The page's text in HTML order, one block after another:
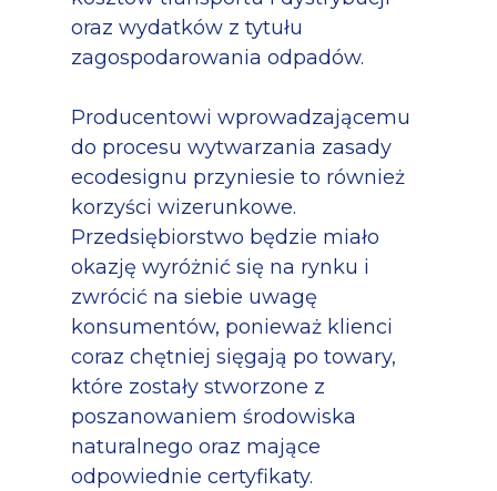
oraz wydatków z tytułu
zagospodarowania odpadów.
Producentowi wprowadzającemu
do procesu wytwarzania zasady
ecodesignu przyniesie to również
korzyści wizerunkowe.
Przedsiębiorstwo będzie miało
okazję wyróżnić się na rynku i
zwrócić na siebie uwagę
konsumentów, ponieważ klienci
coraz chętniej sięgają po towary,
które zostały stworzone z
poszanowaniem środowiska
naturalnego oraz mające
odpowiednie certyfikaty.